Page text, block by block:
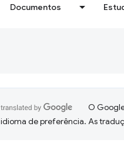
Documentos
O
idioma de preferência. As